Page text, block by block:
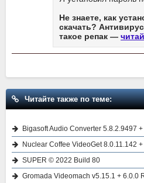
Не знаете, как
скачать?
такое репак —
Читайте также по теме:
Bigasoft Audio Converter 5.8.2.9497
Nuclear Coffee VideoGet 8.0.11.142
SUPER © 2022 Build 80
Gromada Videomach v5.15.1 + 6.0.0